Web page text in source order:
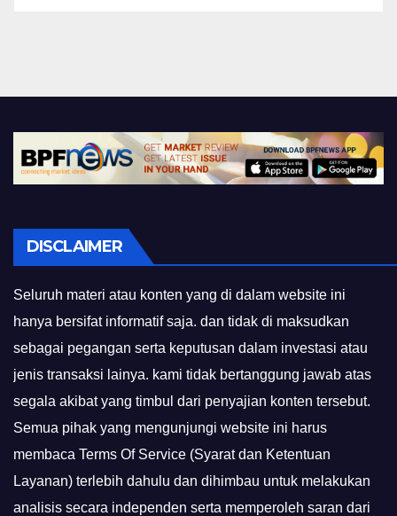
DISCLAIMER
Seluruh materi atau konten yang di dalam website ini
hanya bersifat informatif saja. dan tidak di maksudkan
sebagai pegangan serta keputusan dalam investasi atau
jenis transaksi lainya. kami tidak bertanggung jawab atas
segala akibat yang timbul dari penyajian konten tersebut.
Semua pihak yang mengunjungi website ini harus
membaca Terms Of Service (Syarat dan Ketentuan
Layanan) terlebih dahulu dan dihimbau untuk melakukan
analisis secara independen serta memperoleh saran dari